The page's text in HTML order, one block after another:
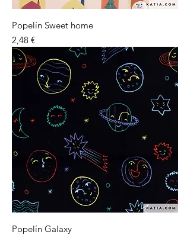
Popelín Sweet home
Preu
2,48 €
Popelín Galaxy